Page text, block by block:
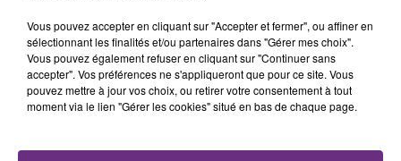
AMBRE
J'me Demande
NO DOUBT
It's My Life
11h23
11h23 11h20
11h20
Vous pouvez accepter en cliquant sur "Accepter et fermer", ou affiner en
sélectionnant les finalités et/ou partenaires dans "Gérer mes choix".
Vous pouvez également refuser en cliquant sur "Continuer sans
accepter". Vos préférences ne s'appliqueront que pour ce site. Vous
pouvez mettre à jour vos choix, ou retirer votre consentement à tout
moment via le lien "Gérer les cookies" situé en bas de chaque page.